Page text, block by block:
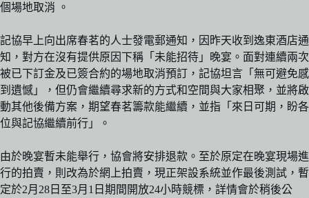
個場地取消 。
記協早上向出席春茗的人士發電郵通知，因昨天收到逸東酒店通
知，對方在沒有提供原因下稱「未能招待」晚宴。面對連續兩次
被已下訂金及已簽合約的場地取消預訂，記協坦言「無可避免感
到遺憾」，但仍會繼續尋求新的方式和空間與大家相聚，並將啟
動其他後備方案，期望春茗籌款能繼續，並指「來日可期，盼各
位與記協繼續前行」。
由於晚宴暫未能舉行，協會將安排退款。至於原定在晚宴現場進
行的拍賣，則改為於網上拍賣，現正架設系統並作最後測試，暫
定於2月28日至3月1日期間開放24小時競標，詳情會於稍後公